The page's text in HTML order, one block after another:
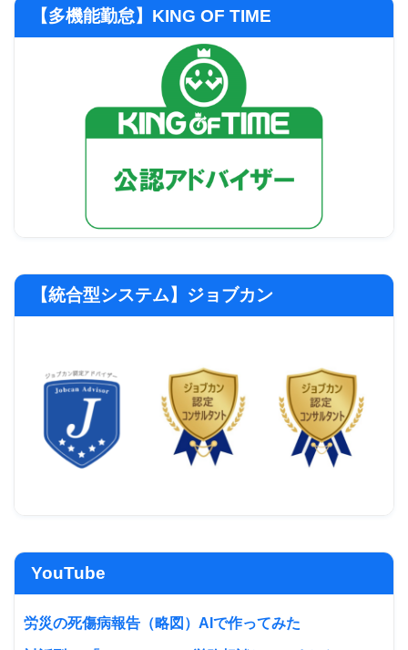
【多機能勤怠】KING OF TIME
【統合型システム】ジョブカン
YouTube
労災の死傷病報告（略図）AIで作ってみた